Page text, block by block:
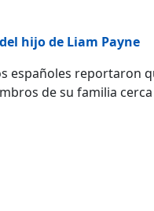
hijo de Liam Payne
españoles reportaron
de su familia